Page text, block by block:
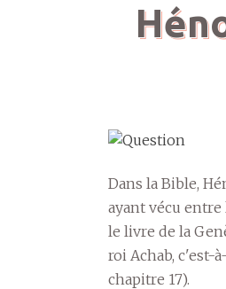
Dans la Bible,
ayant vécu
le livre de la
roi Achab, c'est-
chapitre 17).